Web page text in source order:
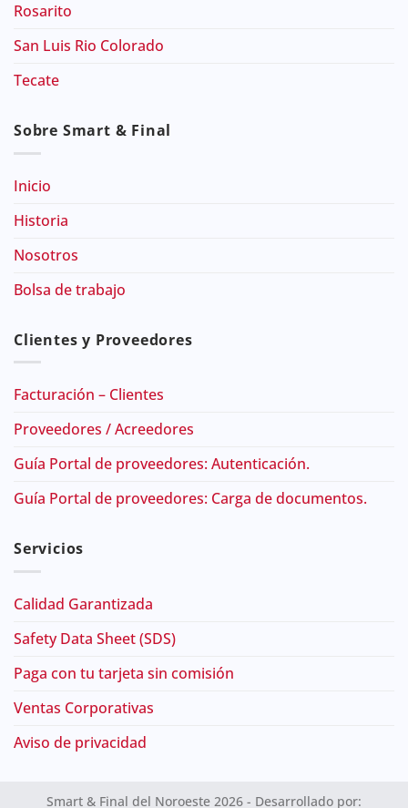
Rosarito
San Luis Rio Colorado
Tecate
Sobre Smart & Final
Inicio
Historia
Nosotros
Bolsa de trabajo
Clientes y Proveedores
Facturación – Clientes
Proveedores / Acreedores
Guía Portal de proveedores: Autenticación.
Guía Portal de proveedores: Carga de documentos.
Servicios
Calidad Garantizada
Safety Data Sheet (SDS)
Paga con tu tarjeta sin comisión
Ventas Corporativas
Aviso de privacidad
Smart & Final del Noroeste 2026 - Desarrollado por: